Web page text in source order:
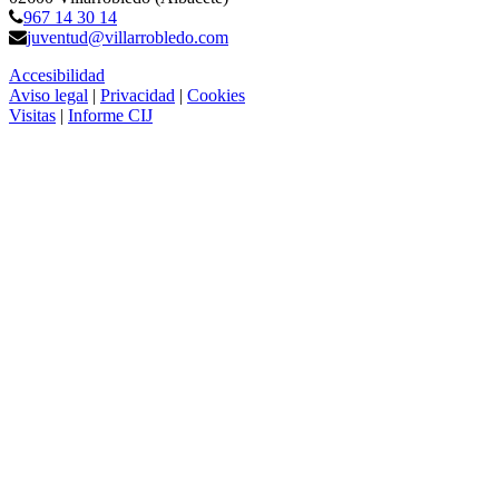
967 14 30 14
juventud@villarrobledo.com
Accesibilidad
Aviso legal | Privacidad | Cookies
Visitas | Informe CIJ